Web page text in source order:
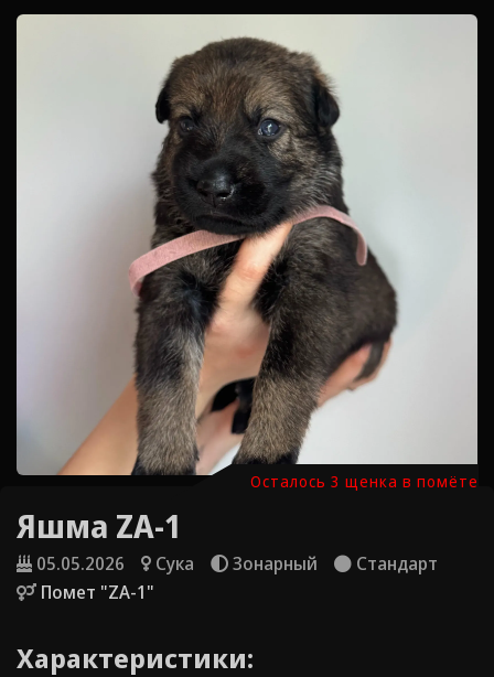
Яшма ZA-1
05.05.2026 Сука Зонарный
Стандарт
Помет "ZA-1"
Характеристики:
Осталось 3 щенка в помёте